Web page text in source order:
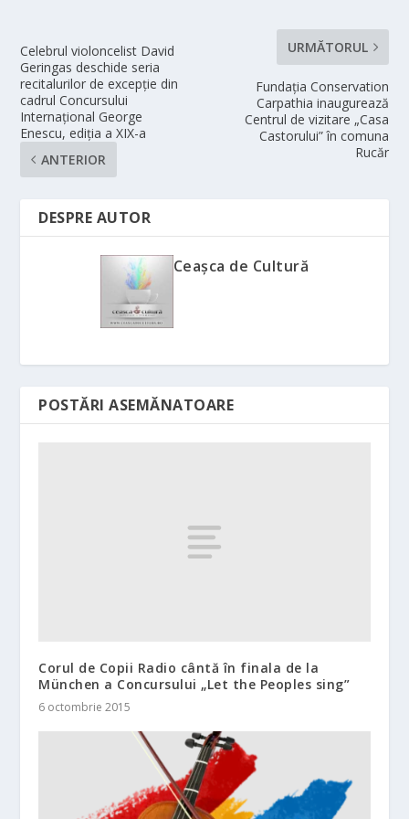
Celebrul violoncelist David
Geringas deschide seria
recitalurilor de excepție din
cadrul Concursului
Internațional George
Enescu, ediția a XIX-a
ANTERIOR
URMĂTORUL
Fundația Conservation
Carpathia inaugurează
Centrul de vizitare „Casa
Castorului” în comuna
Rucăr
DESPRE AUTOR
Ceașca de Cultură
POSTĂRI ASEMĂNATOARE
Corul de Copii Radio cântă în finala de la
München a Concursului „Let the Peoples sing”
6 octombrie 2015